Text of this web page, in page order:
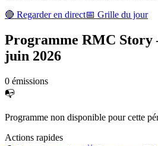
🔴 Regarder en direct📅 Grille du jour
Programme RMC Story
juin 2026
0 émissions
📭
Programme non disponible pour cette
Actions rapides